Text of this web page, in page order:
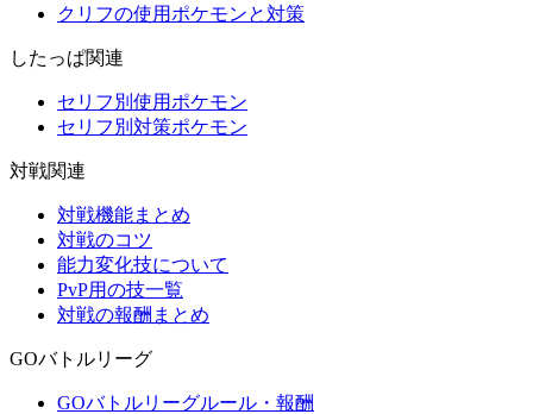
クリフの使用ポケモンと対策
したっぱ関連
セリフ別使用ポケモン
セリフ別対策ポケモン
対戦関連
対戦機能まとめ
対戦のコツ
能力変化技について
PvP用の技一覧
対戦の報酬まとめ
GOバトルリーグ
GOバトルリーグルール・報酬